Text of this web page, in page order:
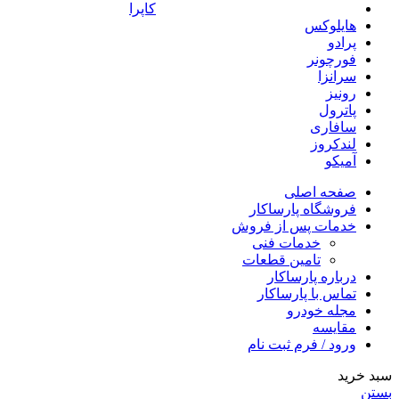
کاپرا
هایلوکس
پرادو
فورچونر
سرانزا
رونیز
پاترول
سافاری
لندکروز
آمیکو
صفحه اصلی
فروشگاه پارساکار
خدمات پس از فروش
خدمات فنی
تامین قطعات
درباره پارساکار
تماس با پارساکار
مجله خودرو
مقایسه
ورود / فرم ثبت نام
سبد خرید
بستن